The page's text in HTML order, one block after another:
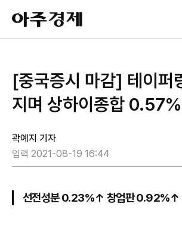
아
주
경
[중국증시 마감] 테이퍼
지며 상하이종합
곽예지 기자
입력 2021-08-19 16:44
선전성분 0.23%↑ 창업판 0.92%↑